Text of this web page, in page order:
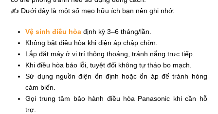
✍ Dưới đây là một số mẹo hữu ích bạn nên ghi nhớ:
Vệ sinh điều hòa định kỳ 3–6 tháng/lần.
Không bật điều hòa khi điện áp chập chờn.
Lắp đặt máy ở vị trí thông thoáng, tránh nắng trực tiếp.
Khi điều hòa báo lỗi, tuyệt đối không tự tháo bo mạch.
Sử dụng nguồn điện ổn định hoặc ổn áp để tránh hỏng
cảm biến.
Gọi trung tâm bảo hành điều hòa Panasonic khi cần hỗ
trợ.